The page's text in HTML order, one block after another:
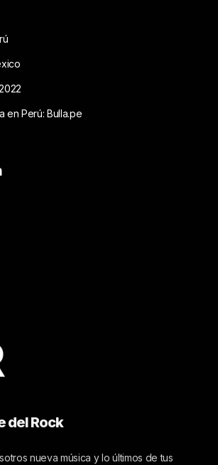
en Perú: Bulla.pe
del Rock
nueva música y lo últimos de tus